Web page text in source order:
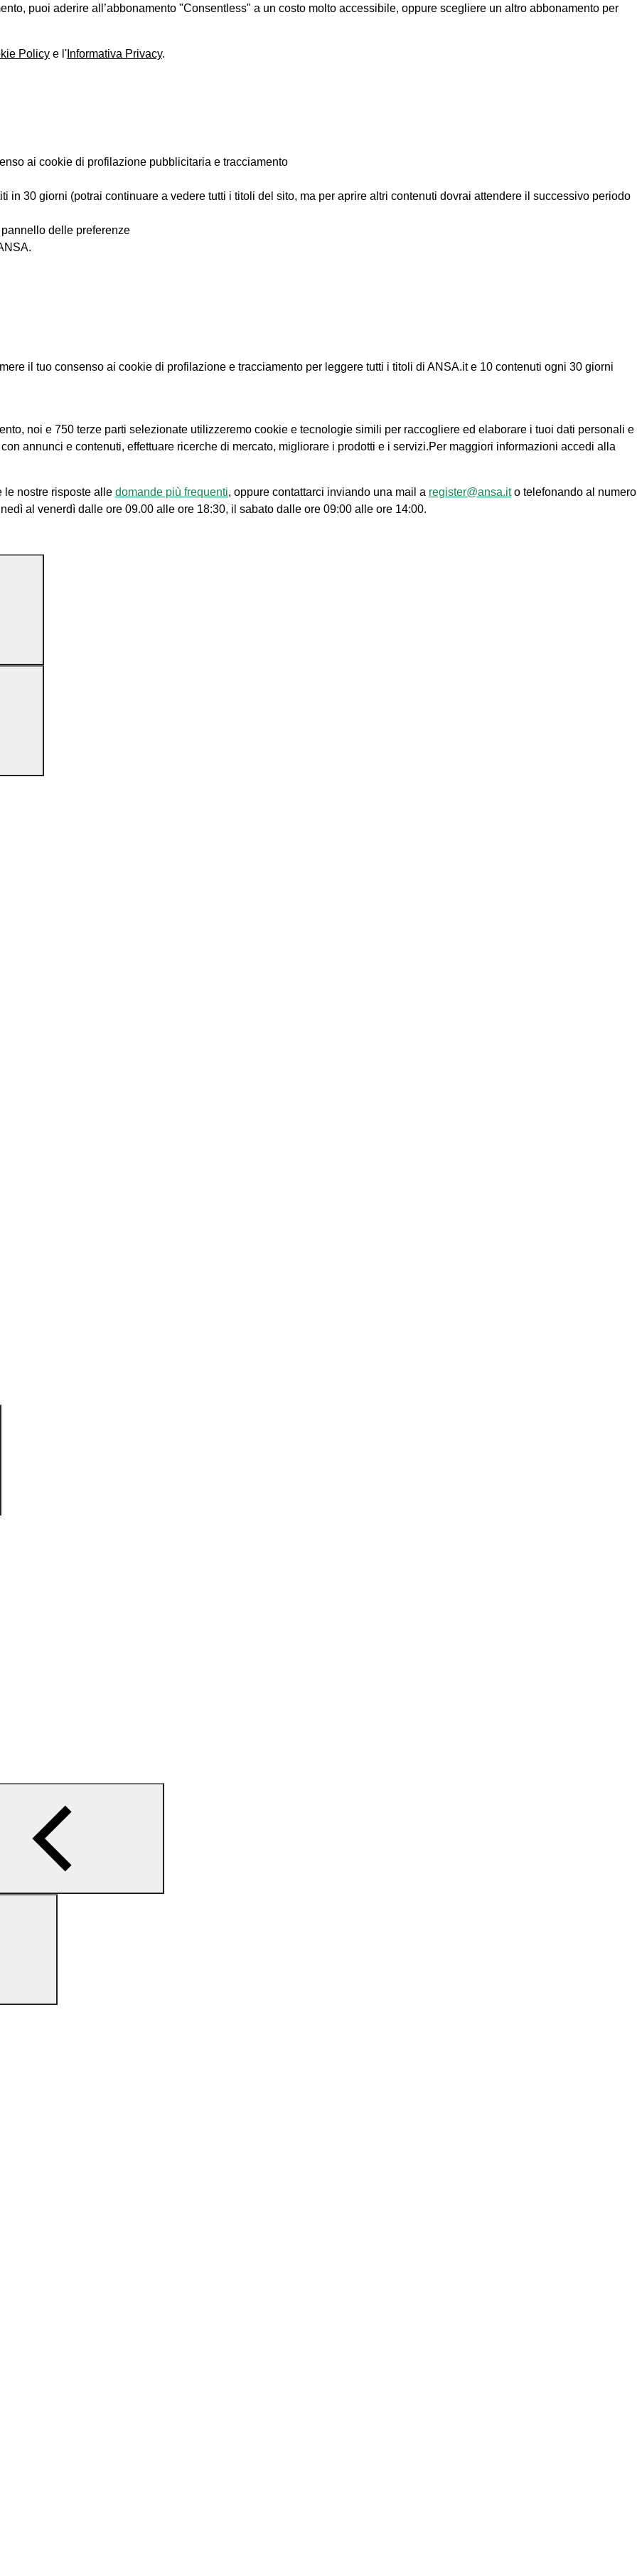
puoi aderire all’abbonamento "Consentless" a un costo molto accessibile, oppure scegliere un altro abbonamento per
Policy e l' Informativa Privacy.
ai cookie di profilazione pubblicitaria e tracciamento
in 30 giorni (potrai continuare a vedere tutti i titoli del sito, ma per aprire altri contenuti dovrai attendere il successivo periodo
delle preferenze
il tuo consenso ai cookie di profilazione e tracciamento per leggere tutti i titoli di ANSA.it e 10 contenuti ogni 30 giorni
noi e 750 terze parti selezionate utilizzeremo cookie e tecnologie simili per raccogliere ed elaborare i tuoi dati personali e
annunci e contenuti, effettuare ricerche di mercato, migliorare i prodotti e i servizi.Per maggiori informazioni accedi alla
le nostre risposte alle domande più frequenti, oppure contattarci inviando una mail a register@ansa.ito telefonando al numero
al venerdì dalle ore 09.00 alle ore 18:30, il sabato dalle ore 09:00 alle ore 14:00.